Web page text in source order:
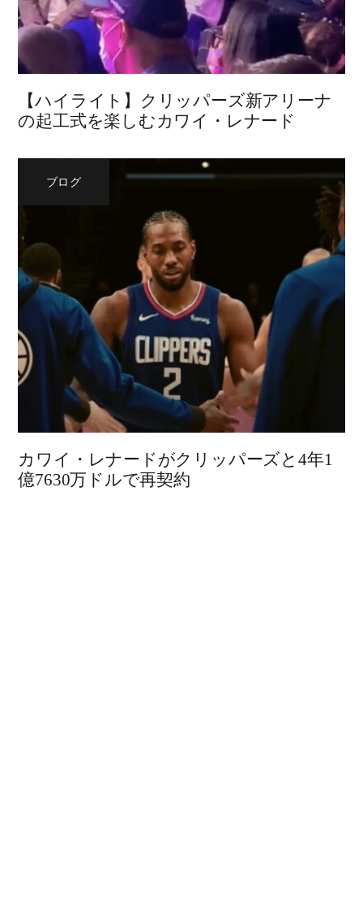
【ハイライト】クリッパーズ新アリーナ
の起工式を楽しむカワイ・レナード
ブログ
カワイ・レナードがクリッパーズと4年1
億7630万ドルで再契約